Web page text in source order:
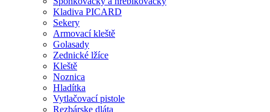
Kladiva PICARD
Sekery
Armovací kleště
Golasady
Zednické lžíce
Kleště
Noznica
Hladítka
Vytlačovací pistole
Rezbárske dláta